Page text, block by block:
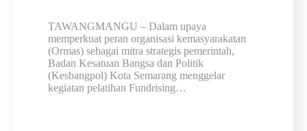
TAWANGMANGU – Dalam upaya
memperkuat peran organisasi kemasyarakatan
(Ormas) sebagai mitra strategis pemerintah,
Badan Kesatuan Bangsa dan Politik
(Kesbangpol) Kota Semarang menggelar
kegiatan pelatihan Fundrising…